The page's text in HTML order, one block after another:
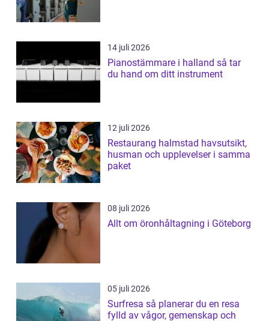
14 juli 2026
Pianostämmare i halland så tar
du hand om ditt instrument
12 juli 2026
Restaurang halmstad havsutsikt,
husman och upplevelser i samma
paket
08 juli 2026
Allt om öronhåltagning i Göteborg
05 juli 2026
Surfresa så planerar du en resa
fylld av vågor, gemenskap och